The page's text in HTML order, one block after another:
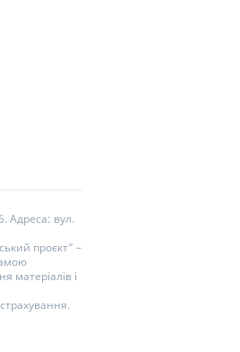
Адреса: вул.
проєкт” –
матеріалів і